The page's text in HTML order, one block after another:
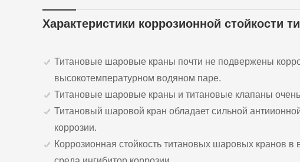
Характеристики коррозионной стойкости
Титановые шаровые краны почти не подвержены
высокотемпературном водяном паре.
Титановые шаровые краны и титановые клапаны
Титановый шаровой кран обладает сильной
коррозии.
Коррозионная стойкость титановых шаровых кранов в